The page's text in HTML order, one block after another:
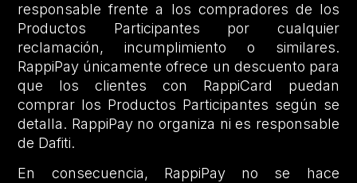
responsable frente a los compradores de los
Productos Participantes por cualquier
reclamación, incumplimiento o similares.
RappiPay únicamente ofrece un descuento para
que los clientes con RappiCard puedan
comprar los Productos Participantes según se
detalla. RappiPay no organiza ni es responsable
de Dafiti.
En consecuencia, RappiPay no se hace